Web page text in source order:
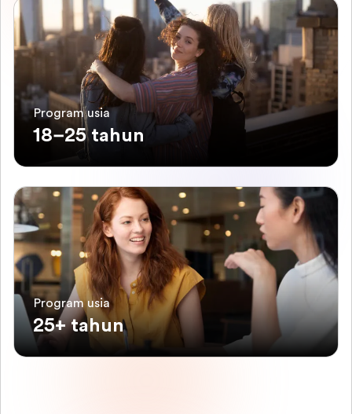
Program usia
18–25 tahun
Program usia
25+ tahun